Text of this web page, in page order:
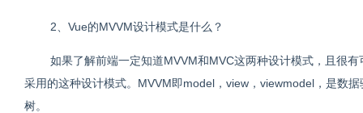
2、Vue的MVVM设计模式是什么？
如果了解前端一定知道MVVM和MVC这两种设计模式，且很
采用的这种设计模式。MVVM即model，view，viewmodel，是数
树。